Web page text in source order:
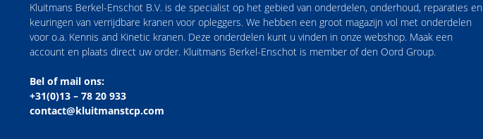
Kluitmans Berkel-Enschot B.V. is de specialist op het gebied van onderdelen, onderhoud, reparaties en
keuringen van verrijdbare kranen voor opleggers. We hebben een groot magazijn vol met onderdelen
voor o.a. Kennis and Kinetic kranen. Deze onderdelen kunt u vinden in onze webshop. Maak een
account en plaats direct uw order. Kluitmans Berkel-Enschot is member of den Oord Group.
Bel of mail ons:
+31(0)13 – 78 20 933
contact@kluitmanstcp.com